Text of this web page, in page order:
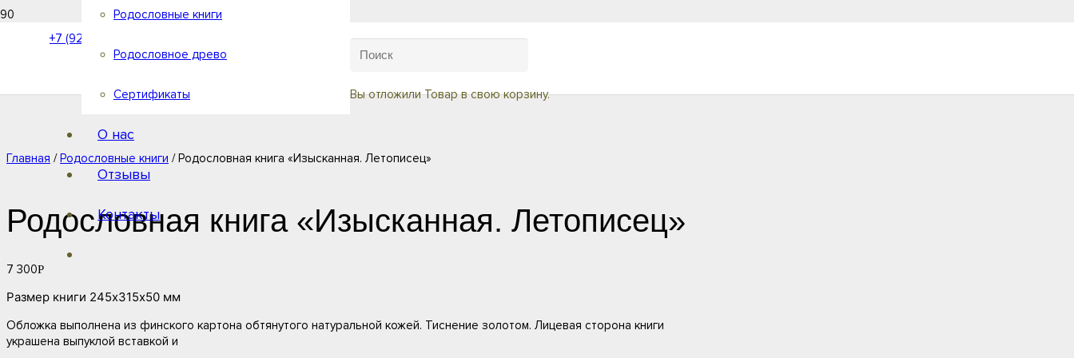
+7 (921) 40-40-555
Родословные книги
Родословное древо
Сертификаты
О нас
Отзывы
Контакты
Вы отложилиТоварв свою корзину.
Главная /Родословные книги / Родословная книга «Изысканная. Летописец»
Родословная книга «Изысканная. Летописец»
7 300Р
Размер книги 245х315х50 мм
Обложка выполнена из финского картона обтянутого натуральной кожей. Тиснение золотом. Лицевая сторона книги
украшена выпуклой вставкой и